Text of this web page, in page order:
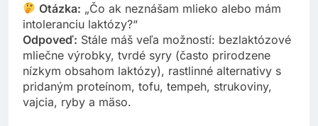
Otázka: „Čo ak neznášam mlieko alebo mám
intoleranciu laktózy?“
Odpoveď: Stále máš veľa možností: bezlaktózové
mliečne výrobky, tvrdé syry (často prirodzene
nízkym obsahom laktózy), rastlinné alternativy s
pridaným proteínom, tofu, tempeh, strukoviny,
vajcia, ryby a mäso.